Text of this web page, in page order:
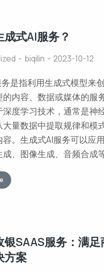
式AI服务？
biqilin 2023-10-12
是指利用生成式模型来
的内容、数据或媒体的服
度学习技术，通常是神
大量数据中提取规律和模
。生成式AI服务可以应
、图像生成、音频合成等
银SAAS服务：满
方案